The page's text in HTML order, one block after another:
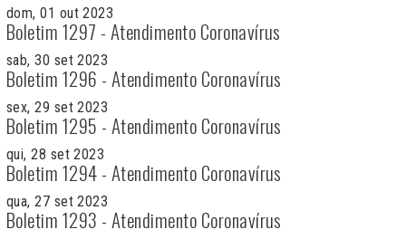
dom, 01 out 2023
Boletim 1297 - Atendimento Coronavírus
sab, 30 set 2023
Boletim 1296 - Atendimento Coronavírus
sex, 29 set 2023
Boletim 1295 - Atendimento Coronavírus
qui, 28 set 2023
Boletim 1294 - Atendimento Coronavírus
qua, 27 set 2023
Boletim 1293 - Atendimento Coronavírus